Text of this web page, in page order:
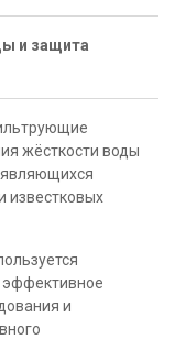
и защита
жёсткости воды
являющихся
известковых
и